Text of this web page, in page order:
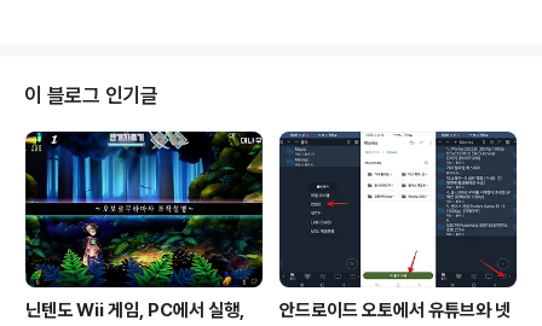
놈의 털도 부리로 골라준다. 살짝 몸을 붙이고 앉아 있다.
둘이 한참을 정겹게 앉아 있더니 큰놈이 건너편 건물 창틀
로 날아가자 또 따라간다. 작은 창틀에 나란히 한참 앉아 있
다가 다시 큰 놈을따라 나란히 날아갔다. 비둘기가 커플인
듯하다. 빗속에서 둘이 무슨 대화를 도란도란 나누듯 예쁜
모..
이 블로그 인기글
닌텐도 Wii 게임, PC에서 실행,
안드로이드 오토에서 유튜브와 넷